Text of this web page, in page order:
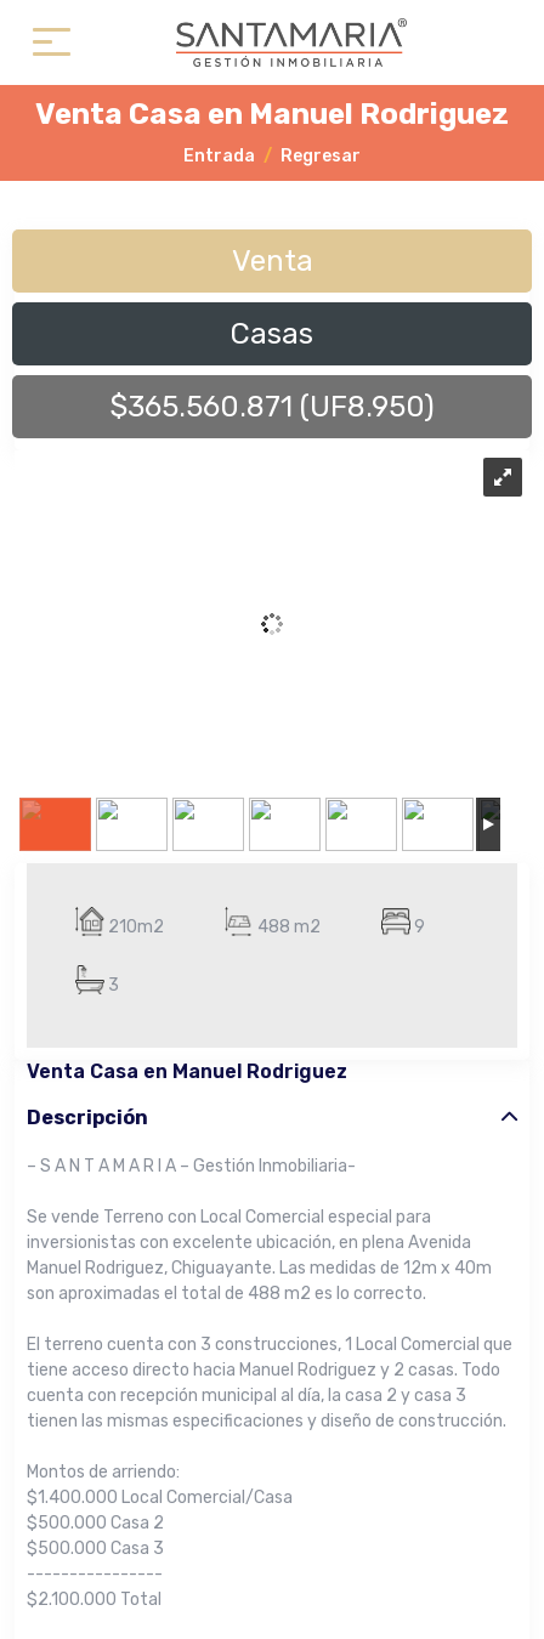
Venta Casa en Manuel Rodriguez
Entrada Regresar
Venta
Casas
$365.560.871 (UF8.950)
210m2 488 m2 9
3
Venta Casa en Manuel Rodriguez
Descripción
– S A N T A M A R I A – Gestión Inmobiliaria-
Se vende Terreno con Local Comercial especial para
inversionistas con excelente ubicación, en plena Avenida
Manuel Rodriguez, Chiguayante. Las medidas de 12m x 40m
son aproximadas el total de 488 m2 es lo correcto.
El terreno cuenta con 3 construcciones, 1 Local Comercial que
tiene acceso directo hacia Manuel Rodriguez y 2 casas. Todo
cuenta con recepción municipal al día, la casa 2 y casa 3
tienen las mismas especificaciones y diseño de construcción.
Montos de arriendo:
$1.400.000 Local Comercial/Casa
$500.000 Casa 2
$500.000 Casa 3
----------------
$2.100.000 Total